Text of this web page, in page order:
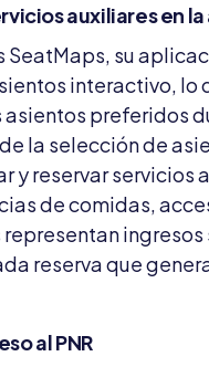
auxiliares en
SeatMaps, su
interactivo, lo
asientos preferidos
la selección de
y reservar servicios
de comidas,
reserva que
al PNR